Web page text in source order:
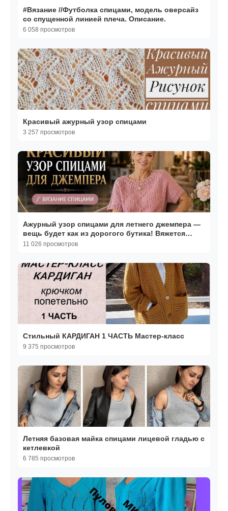
#Вязание //Футболка спицами, модель оверсайз
со спущенной линией плеча. Описание.
6 058 просмотров
Красивый ажурный узор спицами
3 257 просмотров
Ажурный узор спицами для летнего джемпера —
вещь будет как из дорогого бутика! Вяжется
легко
11 026 просмотров
Стильный КАРДИГАН 1 ЧАСТЬ Мастер-класс
9 375 просмотров
Летняя базовая майка спицами лицевой гладью с
кетлевкой
6 785 просмотров